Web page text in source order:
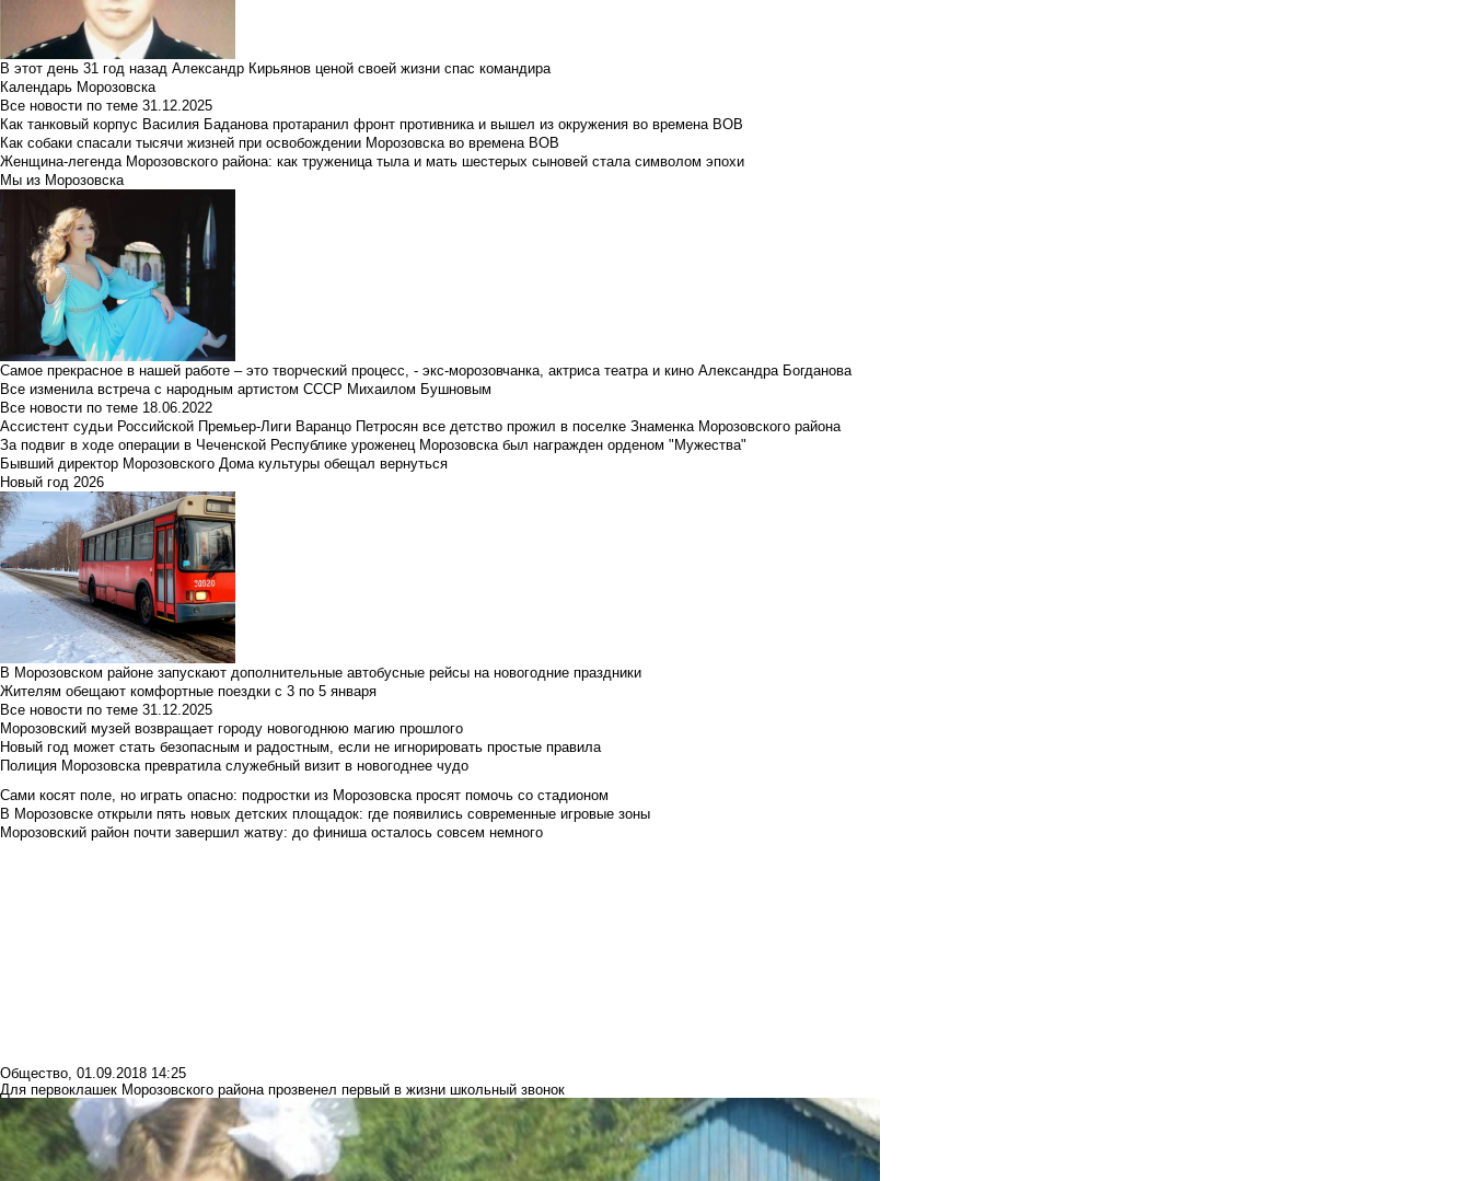
В этот день 31 год назад Александр Кирьянов ценой своей жизни спас командира
Календарь Морозовска
Все новости по теме 31.12.2025
Как танковый корпус Василия Баданова протаранил фронт противника и вышел из окружения во времена ВОВ
Как собаки спасали тысячи жизней при освобождении Морозовска во времена ВОВ
Женщина-легенда Морозовского района: как труженица тыла и мать шестерых сыновей стала символом эпохи
Мы из Морозовска
Самое прекрасное в нашей работе – это творческий процесс, - экс-морозовчанка, актриса театра и кино Александра Богданова
Все изменила встреча с народным артистом СССР Михаилом Бушновым
Все новости по теме 18.06.2022
Ассистент судьи Российской Премьер-Лиги Варанцо Петросян все детство прожил в поселке Знаменка Морозовского района
За подвиг в ходе операции в Чеченской Республике уроженец Морозовска был награжден орденом "Мужества"
Бывший директор Морозовского Дома культуры обещал вернуться
Новый год 2026
В Морозовском районе запускают дополнительные автобусные рейсы на новогодние праздники
Жителям обещают комфортные поездки с 3 по 5 января
Все новости по теме 31.12.2025
Морозовский музей возвращает городу новогоднюю магию прошлого
Новый год может стать безопасным и радостным, если не игнорировать простые правила
Полиция Морозовска превратила служебный визит в новогоднее чудо
Сами косят поле, но играть опасно: подростки из Морозовска просят помочь со стадионом
В Морозовске открыли пять новых детских площадок: где появились современные игровые зоны
Морозовский район почти завершил жатву: до финиша осталось совсем немного
Общество, 01.09.2018 14:25
Для первоклашек Морозовского района прозвенел первый в жизни школьный звонок